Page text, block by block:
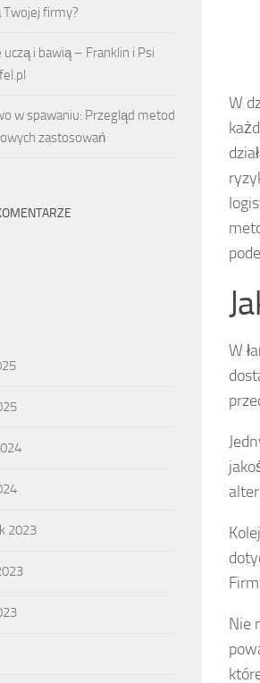
W
W
Nie
Twojej firmy?
uczą i bawią – Franklin i Psi
w spawaniu: Przegląd metod
zastosowań
2023